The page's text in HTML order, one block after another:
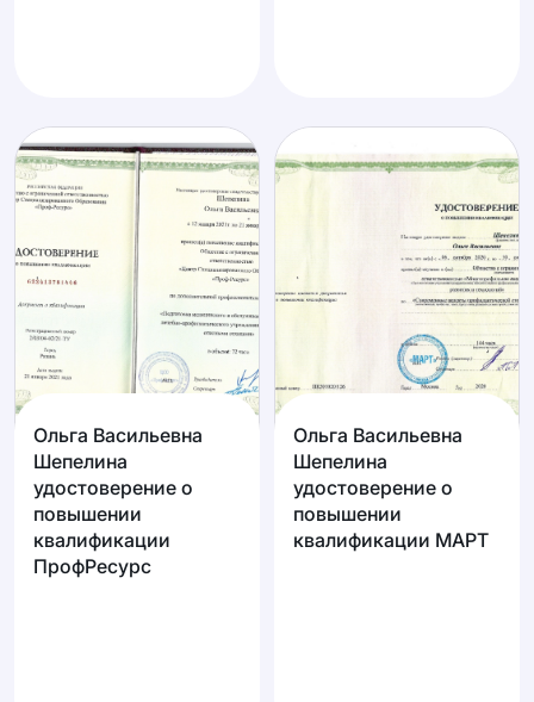
Ольга Васильевна
Шепелина
удостоверение о
повышении
квалификации
ПрофРесурс
Ольга Васильевна
Шепелина
удостоверение о
повышении
квалификации МАРТ